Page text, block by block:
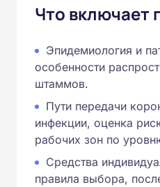
Что включает
Эпидемиология и
особенности
штаммов.
Пути передачи
инфекции, оценка
рабочих зон по
Средства
правила выбора,